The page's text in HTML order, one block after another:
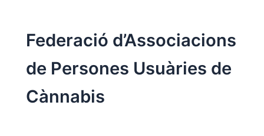
Federació d’Associacions
de Persones Usuàries de
Cànnabis